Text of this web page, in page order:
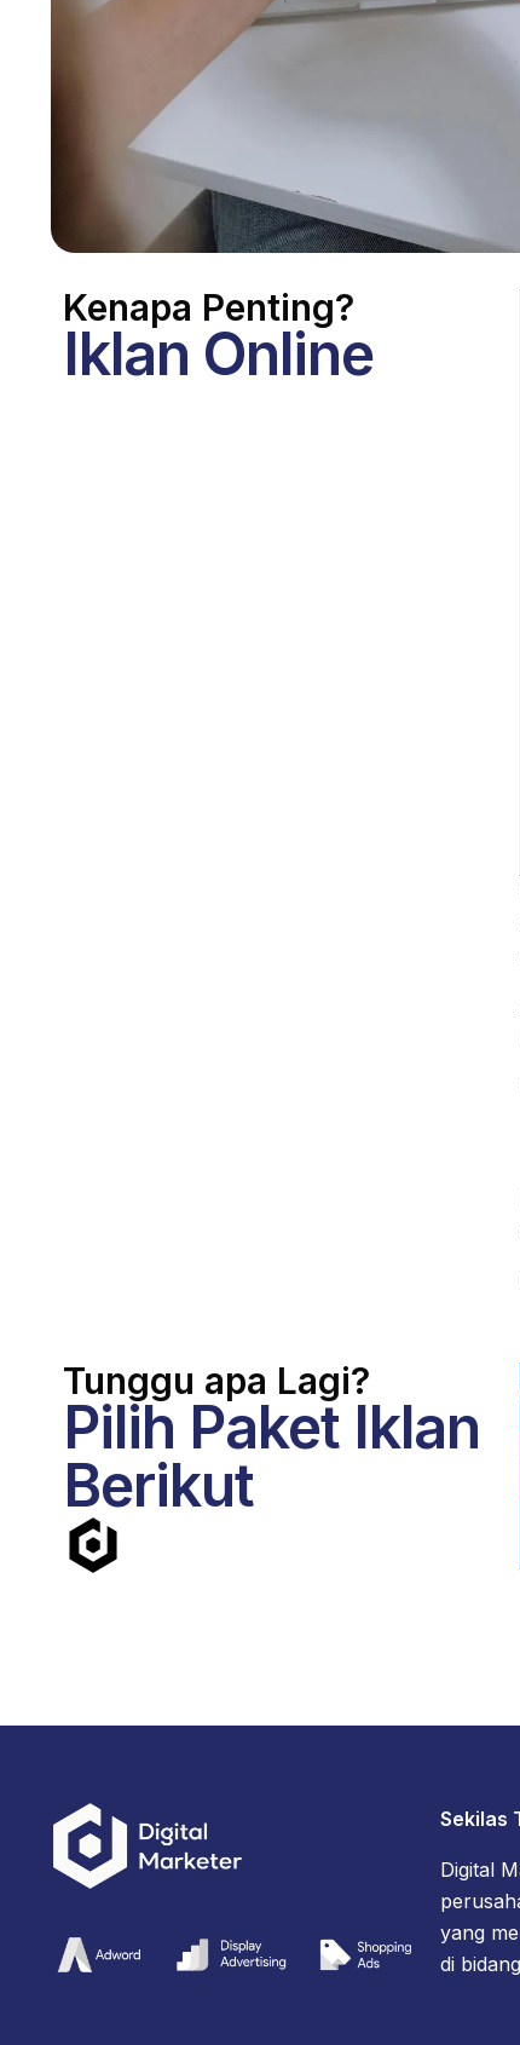
Kenapa Penting?
Iklan Online
Tunggu apa Lagi?
Pilih Paket Iklan
Berikut
Sekilas
Digital
yang
di